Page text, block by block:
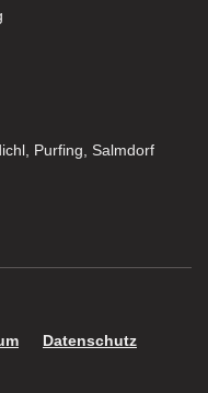
Purfing, Salmdorf
Datenschutz